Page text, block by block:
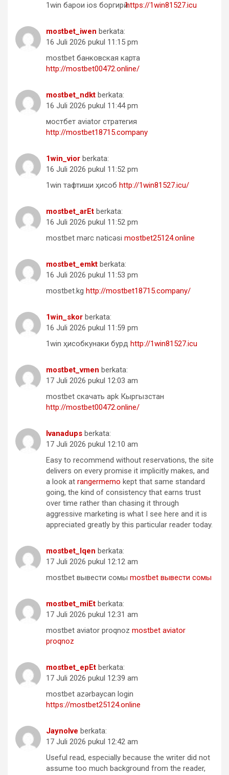
1win барои ios боргирӣhttps://1win81527.icu
mostbet_iwen berkata:
16 Juli 2026 pukul 11:15 pm
mostbet банковская карта
http://mostbet00472.online/
mostbet_ndkt berkata:
16 Juli 2026 pukul 11:44 pm
мостбет aviator стратегия
http://mostbet18715.company
1win_vior berkata:
16 Juli 2026 pukul 11:52 pm
1win тафтиши ҳисоб http://1win81527.icu/
mostbet_arEt berkata:
16 Juli 2026 pukul 11:52 pm
mostbet mərc nəticəsi mostbet25124.online
mostbet_emkt berkata:
16 Juli 2026 pukul 11:53 pm
mostbet.kg http://mostbet18715.company/
1win_skor berkata:
16 Juli 2026 pukul 11:59 pm
1win ҳисобкунаки бурд http://1win81527.icu
mostbet_vmen berkata:
17 Juli 2026 pukul 12:03 am
mostbet скачать apk Кыргызстан
http://mostbet00472.online/
Ivanadups berkata:
17 Juli 2026 pukul 12:10 am
Easy to recommend without reservations, the site
delivers on every promise it implicitly makes, and
a look at rangermemo kept that same standard
going, the kind of consistency that earns trust
over time rather than chasing it through
aggressive marketing is what I see here and it is
appreciated greatly by this particular reader today.
mostbet_lqen berkata:
17 Juli 2026 pukul 12:12 am
mostbet вывести сомы mostbet вывести сомы
mostbet_miEt berkata:
17 Juli 2026 pukul 12:31 am
mostbet aviator proqnoz mostbet aviator
proqnoz
mostbet_epEt berkata:
17 Juli 2026 pukul 12:39 am
mostbet azərbaycan login
https://mostbet25124.online
Jaynolve berkata:
17 Juli 2026 pukul 12:42 am
Useful read, especially because the writer did not
assume too much background from the reader,